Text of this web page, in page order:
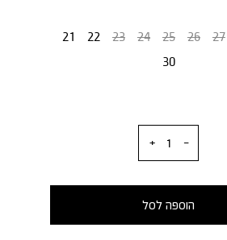
21 22 23 24 25 26 27
30
הוספה לסל